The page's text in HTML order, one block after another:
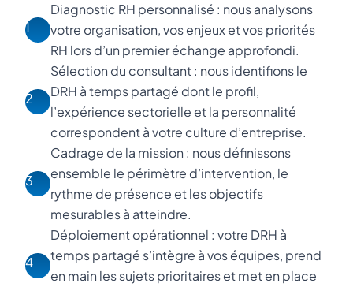
1
Diagnostic RH personnalisé : nous analysons
votre organisation, vos enjeux et vos priorités
RH lors d’un premier échange approfondi.
2
Sélection du consultant : nous identifions le
DRH à temps partagé dont le profil,
l’expérience sectorielle et la personnalité
correspondent à votre culture d’entreprise.
3
Cadrage de la mission : nous définissons
ensemble le périmètre d’intervention, le
rythme de présence et les objectifs
mesurables à atteindre.
4
Déploiement opérationnel : votre DRH à
temps partagé s’intègre à vos équipes, prend
en main les sujets prioritaires et met en place